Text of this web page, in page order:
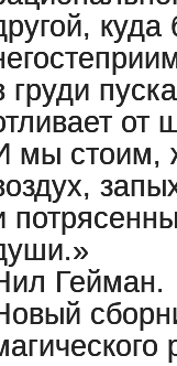
груди
от
мы стоим,
Гейман.